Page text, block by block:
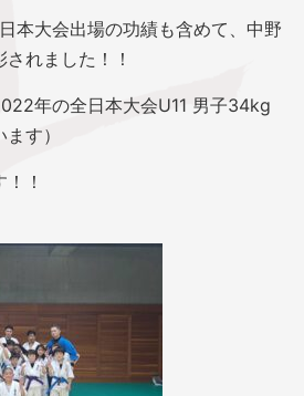
本大会出場の功績も含めて、中野
れました！！
年の全日本大会U11 男子34kg
す）
！